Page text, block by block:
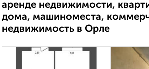
аренде недвижимости,
дома, машиноместа,
недвижимость в Орле